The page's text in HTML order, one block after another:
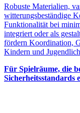
Robuste Materialien,
witterungsbeständige
Funktionalität bei
integriert oder als
fördern Koordination,
Kindern und
Für Spielräume, die
Sicherheitsstandards